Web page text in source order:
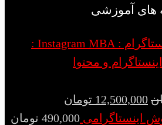
های آموزشی
بسته MBA اینستاگرام : Instagram MBA :
و محتوا
12,500,000 تومان
اینستاگرامی 490,000 تومان